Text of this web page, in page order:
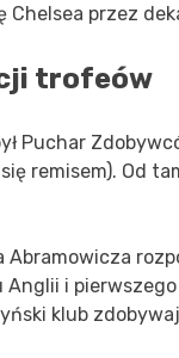
Chelsea przez
trofeów
Puchar
remisem). Od
Abramowicza
Anglii i
klub